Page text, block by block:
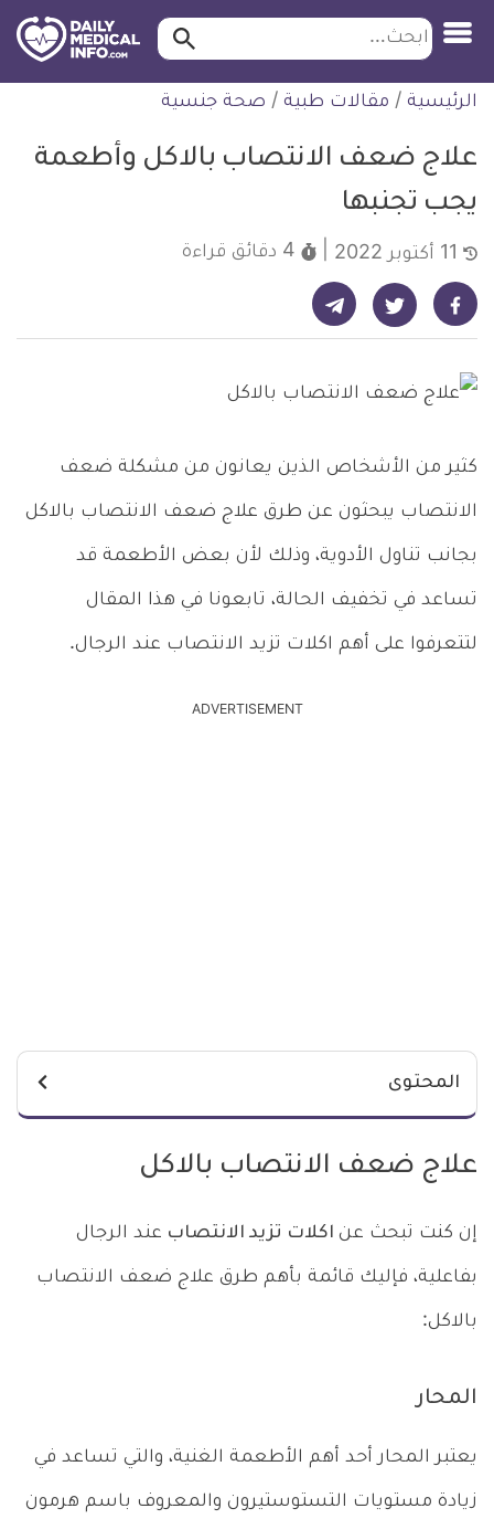
التخطي
للمحتوى
ابحث ابحث…
الرئيسية / مقالات طبية / صحة جنسية
علاج ضعف الانتصاب بالاكل وأطعمة
يجب تجنبها
4 دقائق قراءة
شارك على فيسبوك - ديلي ميديكال انفو شارك على تويتر - ديلي ميديكال انفو شارك على تيليجرام - ديلي ميديكال انفو
كثير من الأشخاص الذين يعانون من مشكلة ضعف
الانتصاب يبحثون عن طرق علاج ضعف الانتصاب بالاكل
بجانب تناول الأدوية، وذلك لأن بعض الأطعمة قد
تساعد في تخفيف الحالة، تابعونا في هذا المقال
لتتعرفوا على أهم اكلات تزيد الانتصاب عند الرجال.
ADVERTISEMENT
المحتوى
علاج ضعف الانتصاب بالاكل
إن كنت تبحث عن اكلات تزيد الانتصاب عند الرجال
بفاعلية، فإليك قائمة بأهم طرق علاج ضعف الانتصاب
بالاكل:
المحار
يعتبر المحار أحد أهم الأطعمة الغنية، والتي تساعد في
زيادة مستويات التستوستيرون والمعروف باسم هرمون